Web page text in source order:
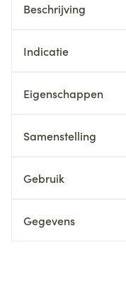
Beschrijving
Indicatie
Eigenschappen
Samenstelling
Gebruik
Gegevens